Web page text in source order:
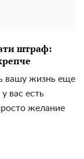
штраф:
вашу жизнь еще
вас есть
желание